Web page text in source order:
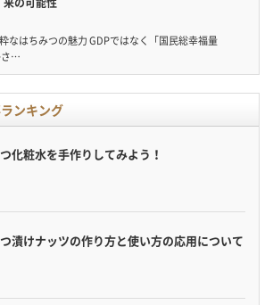
なはちみつの魅力 GDPではなく「国民総幸福量
さ…
ンキング
化粧水を手作りしてみよう！
漬けナッツの作り方と使い方の応用について